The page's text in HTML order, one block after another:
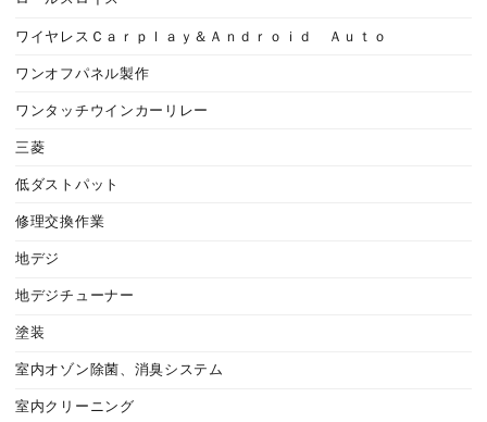
ワイヤレスＣａｒｐｌａｙ＆Ａｎｄｒｏｉｄ Ａｕｔｏ
ワンオフパネル製作
ワンタッチウインカーリレー
三菱
低ダストパット
修理交換作業
地デジ
地デジチューナー
塗装
室内オゾン除菌、消臭システム
室内クリーニング